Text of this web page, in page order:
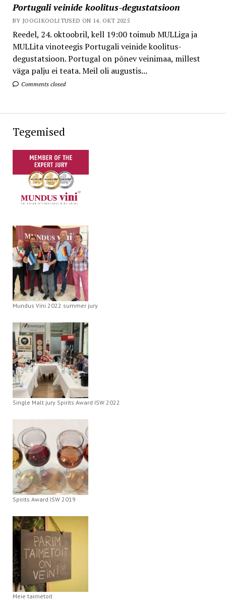
Portugali veinide koolitus-degustatsioon
BY JOOGIKOOLITUSED ON 14. OKT 2025
Reedel, 24. oktoobril, kell 19:00 toimub MULLiga ja
MULLita vinoteegis Portugali veinide koolitus-
degustatsioon. Portugal on põnev veinimaa, millest
väga palju ei teata. Meil oli augustis...
Comments closed
Tegemised
Mundus Vini 2022 summer jury
Single Malt jury Spirits Award ISW 2022
Spirits Award ISW 2019
Meie taimetoit